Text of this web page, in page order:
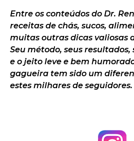
Entre os conteúdos do Dr.
receitas de chás, sucos,
muitas outras dicas valiosas
Seu método, seus
e o jeito leve e bem
gagueira tem sido um
estes milhares de seguidores.